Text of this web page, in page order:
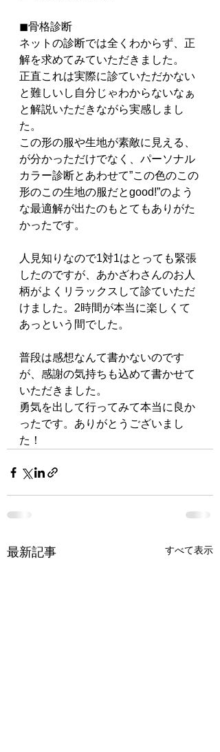
◼︎骨格診断
ネットの診断では全くわからず、正
解を求めてみていただきました。
正直これは実際に診ていただかない
と難しいし自分じゃわからないなぁ
と解説いただきながら実感しまし
た。
この形の服や生地が素敵に見える、
が分かっただけでなく、パーソナル
カラー診断とあわせて”この色のこの
形のこの生地の服だとgood!”のよう
な最適解が出たのもとてもありがた
かったです。
人見知りなので1対1はとっても緊張
したのですが、あかざわさんのお人
柄がよくリラックスして診ていただ
けました。2時間が本当に楽しくて
あっという間でした。
普段は感想なんて書かないのです
が、感謝の気持ちも込めて書かせて
いただきました。
勇気を出して行ってみて本当に良か
ったです。ありがとうございまし
た！
最新記事 すべて表示